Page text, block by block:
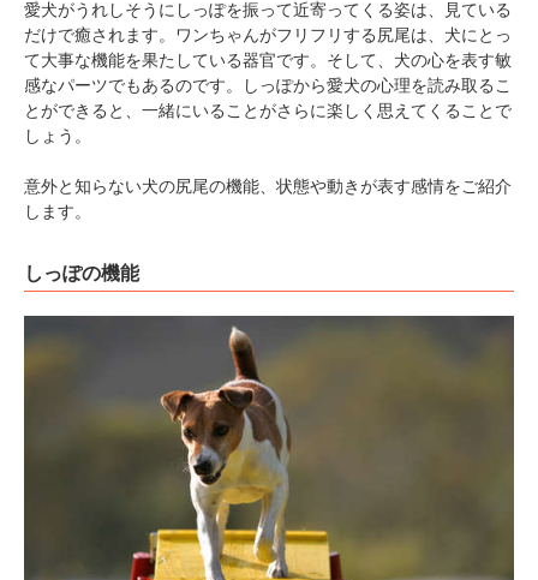
愛犬がうれしそうにしっぽを振って近寄ってくる姿は、見ている
だけで癒されます。ワンちゃんがフリフリする尻尾は、犬にとっ
て大事な機能を果たしている器官です。そして、犬の心を表す敏
感なパーツでもあるのです。しっぽから愛犬の心理を読み取るこ
とができると、一緒にいることがさらに楽しく思えてくることで
しょう。
意外と知らない犬の尻尾の機能、状態や動きが表す感情をご紹介
します。
しっぽの機能